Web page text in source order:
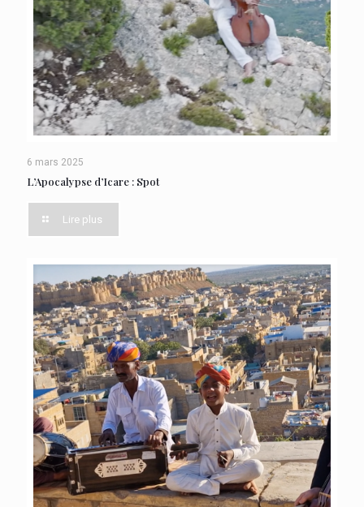
6 mars 2025
L’Apocalypse d’Icare : Spot
Lire plus